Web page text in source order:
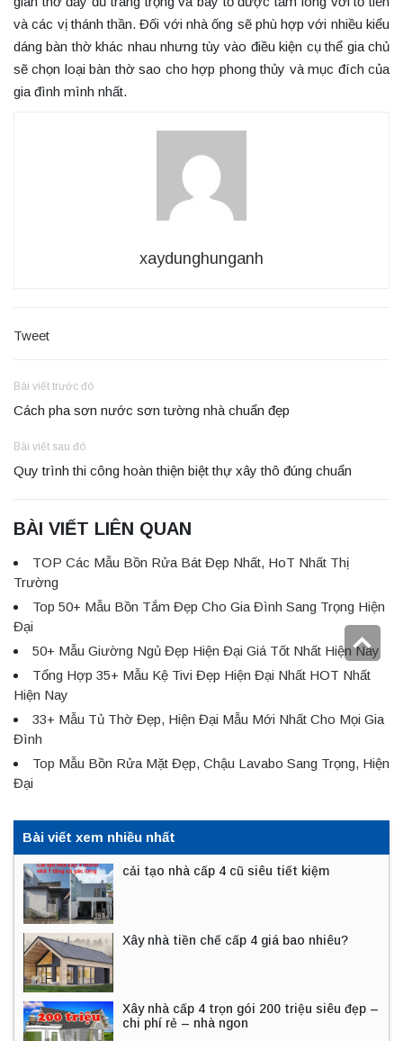
và các vị thánh thần. Đối với nhà ống sẽ phù hợp với nhiều kiểu
dáng bàn thờ khác nhau nhưng tùy vào điều kiện cụ thể gia chủ
sẽ chọn loại bàn thờ sao cho hợp phong thủy và mục đích của
gia đình mình nhất.
xaydunghunganh
Tweet
Bài viết trước đó
Cách pha sơn nước sơn tường nhà chuẩn đẹp
Bài viết sau đó
Quy trình thi công hoàn thiện biệt thự xây thô đúng chuẩn
BÀI VIẾT LIÊN QUAN
TOP Các Mẫu Bồn Rửa Bát Đẹp Nhất, HoT Nhất Thị
Trường
Top 50+ Mẫu Bồn Tắm Đẹp Cho Gia Đình Sang Trọng Hiện
Đại
50+ Mẫu Giường Ngủ Đẹp Hiện Đại Giá Tốt Nhất Hiện Nay
Tổng Hợp 35+ Mẫu Kệ Tivi Đẹp Hiện Đại Nhất HOT Nhất
Hiện Nay
33+ Mẫu Tủ Thờ Đẹp, Hiện Đại Mẫu Mới Nhất Cho Mọi Gia
Đình
Top Mẫu Bồn Rửa Mặt Đẹp, Chậu Lavabo Sang Trọng, Hiện
Đại
Bài viết xem nhiều nhất
cải tạo nhà cấp 4 cũ siêu tiết kiệm
Xây nhà tiền chế cấp 4 giá bao nhiêu?
Xây nhà cấp 4 trọn gói 200 triệu siêu đẹp –
chi phí rẻ – nhà ngon